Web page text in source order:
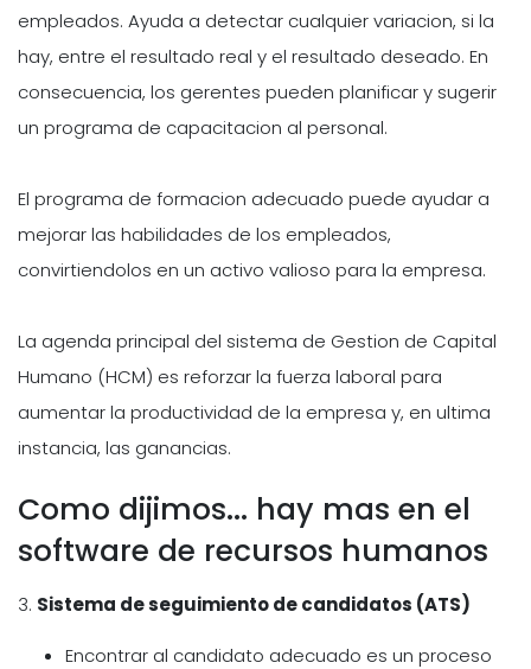
empleados. Ayuda a detectar cualquier variacion, si la
hay, entre el resultado real y el resultado deseado. En
consecuencia, los gerentes pueden planificar y sugerir
un programa de capacitacion al personal.
El programa de formacion adecuado puede ayudar a
mejorar las habilidades de los empleados,
convirtiendolos en un activo valioso para la empresa.
La agenda principal del sistema de Gestion de Capital
Humano (HCM) es reforzar la fuerza laboral para
aumentar la productividad de la empresa y, en ultima
instancia, las ganancias.
Como dijimos... hay mas en el
software de recursos humanos
3. Sistema de seguimiento de candidatos (ATS)
Encontrar al candidato adecuado es un proceso